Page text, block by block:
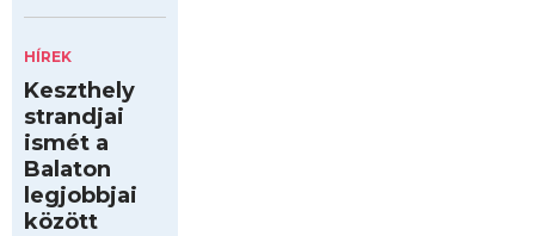
HÍREK
Keszthely
strandjai
ismét a
Balaton
legjobbjai
között